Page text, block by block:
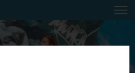
für Kinder und